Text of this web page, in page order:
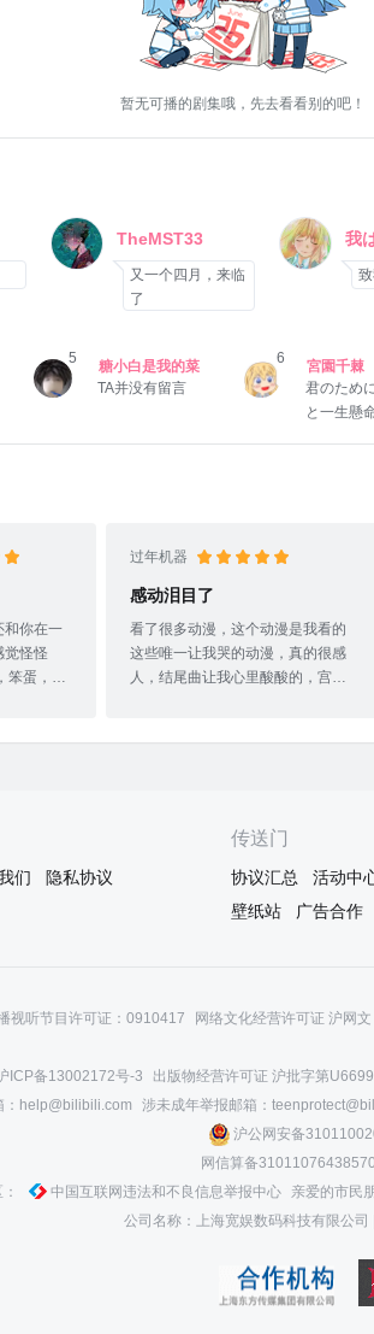
暂无可播的剧集哦，先去看看别的吧！
TheMST33
又一个四月，来临
了
5
糖小白是我的菜
TA并没有留言
6
宮園千棘
君のため
と一生懸
和你在一
觉怪怪
色板一般
来，吓
过年机器
感动泪目了
看了很多动漫，这个动漫是我看的
这些唯一让我哭的动漫，真的很感
人，结尾曲让我心里酸酸的，宫园
们
隐私协议
传送门
协议汇总 活动中
壁纸站
广告合作
视听节目许可证：0910417 网络文化经营许可证 沪网
ICP备13002172号-3
出版物经营许可证 沪批字第
：help@bilibili.com
涉未成年举报邮箱：
沪公网安备
网信算备
中国互联网违法和不良信息举报中心
亲爱的市民
公司名称：上海宽娱数码科技有限公司 |